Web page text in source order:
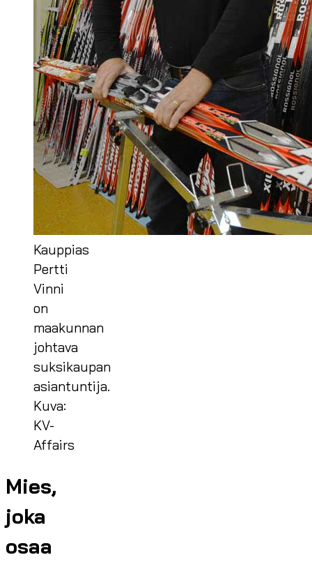
Kauppias
Pertti
Vinni
on
maakunnan
johtava
suksikaupan
asiantuntija.
Kuva:
KV-
Affairs
Mies,
joka
osaa